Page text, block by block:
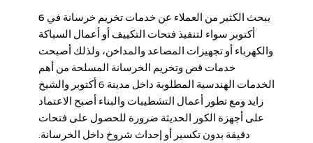
يبحث الكثير من العملاء عن خدمات
تخريم خرسانة في 6
أكتوبر سواء لتنفيذ فتحات التكييف أو أعمال السباكة
والكهرباء أو تجهيزات المصاعد والمداخن، ولذلك أصبحت
خدمات قص وتخريم الخرسانة المسلحة من أهم
الخدمات الهندسية المطلوبة داخل مدينة 6 أكتوبر والشيخ
زايد ومع تطور أعمال التشطيبات والبناء أصبح الاعتماد
على أجهزة الكور الحديثة ضرورة للحصول على فتحات
دقيقة بدون تكسير أو إحداث شروخ داخل الخرسانة.